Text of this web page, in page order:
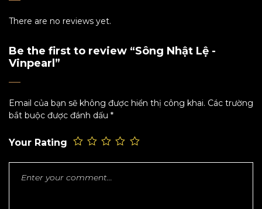
There are no reviews yet.
Be the first to review “Sông Nhật Lệ -
Vinpearl”
Email của bạn sẽ không được hiển thị công khai. Các trường
bắt buộc được đánh dấu *
Your Rating